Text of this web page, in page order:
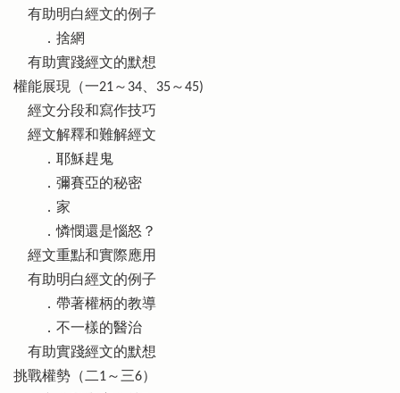
有助明白經文的例子
．捨網
有助實踐經文的默想
權能展現（一21～34、35～45)
經文分段和寫作技巧
經文解釋和難解經文
．耶穌趕鬼
．彌賽亞的秘密
．家
．憐憫還是惱怒？
經文重點和實際應用
有助明白經文的例子
．帶著權柄的教導
．不一樣的醫治
有助實踐經文的默想
挑戰權勢（二1～三6）